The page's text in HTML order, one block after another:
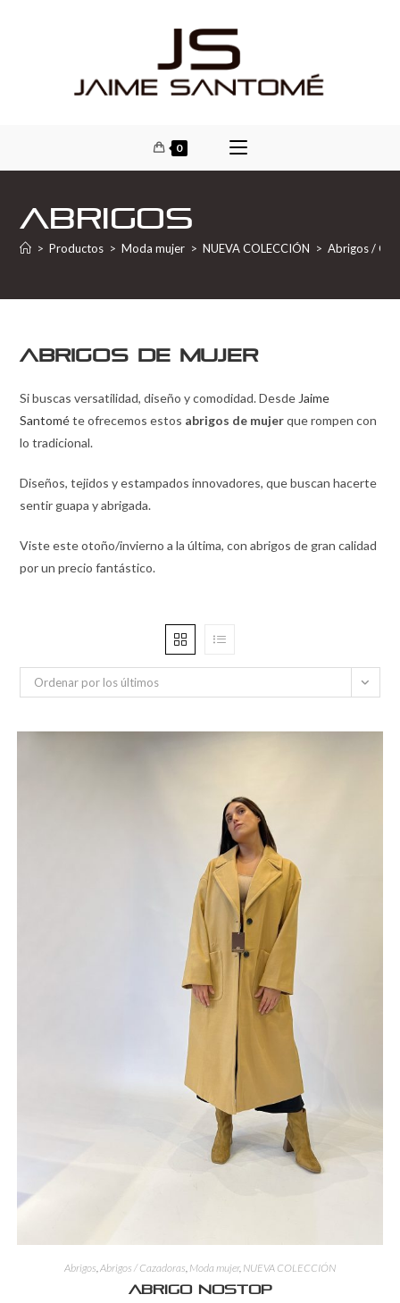
0
Abrigos
> Productos > Moda mujer > NUEVA COLECCIÓN > Abrigos /
Abrigos de mujer
Si buscas versatilidad, diseño y comodidad. Desde Jaime
Santométe ofrecemos estos abrigos de mujerque rompen con
lo tradicional.
Diseños, tejidos y estampados innovadores, que buscan hacerte
sentir guapa y abrigada.
Viste este otoño/invierno a la última, con abrigos de gran calidad
por un precio fantástico.
Ordenar por los últimos
Abrigos Abrigos / Cazadoras Moda mujer, NUEVA COLECCIÓN
Abrigo Nostop